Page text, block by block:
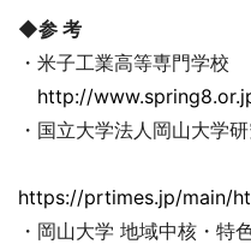
◆参 考
・米子工業高等専門学校
http://
・国立大学法人岡山大学
https://prtimes.jp/main/
・岡山大学 地域中核・特